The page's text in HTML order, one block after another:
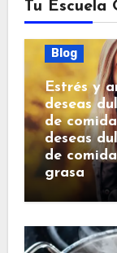
Tu Escuela
Blog
Estrés y
deseas
de
deseas
de
grasa